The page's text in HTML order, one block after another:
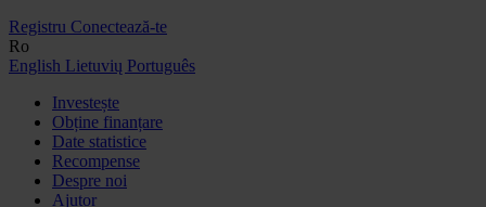
Registru Conectează-te
Ro
English Lietuvių Português
Investește
Obține finanțare
Date statistice
Recompense
Despre noi
Ajutor